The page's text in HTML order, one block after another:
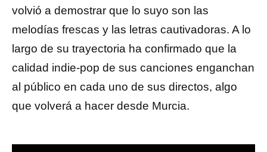
volvió a demostrar que lo suyo son las
melodías frescas y las letras cautivadoras. A lo
largo de su trayectoria ha confirmado que la
calidad indie-pop de sus canciones enganchan
al público en cada uno de sus directos, algo
que volverá a hacer desde Murcia.